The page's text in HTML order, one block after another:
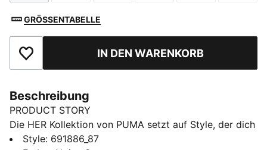
GRÖSSENTABELLE
Zu Favoriten hinzufügenIN DEN WARENKORB
Beschreibung
PRODUCT STORY
Die HER Kollektion von PUMA setzt auf Style, der dich
empowert – mit einem frischen, auffallenden Twist. Sie
Style: 691886_87